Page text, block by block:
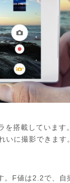
搭載しています
いに撮影できます
。F値は2.2で、自